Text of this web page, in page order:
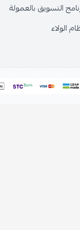
التسويق بالعمولة
الولاء